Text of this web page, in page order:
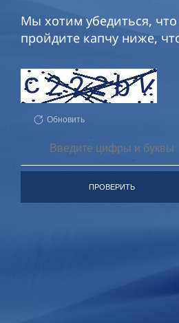
Мы хотим убедиться,
пройдите капчу ниже,
Обновить
ПРОВЕРИТЬ